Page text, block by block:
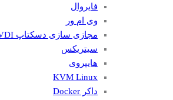
فایروال
وی ام ور
مجازی سازی دسکتاپ VDI
سیتریکس
هایپروی
KVM Linux
داکر Docker